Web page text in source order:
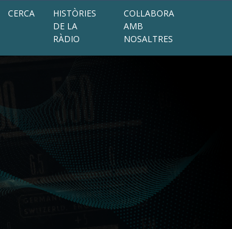
CERCA
HISTÒRIES
DE LA
RÀDIO
COL·LABORA
AMB
NOSALTRES